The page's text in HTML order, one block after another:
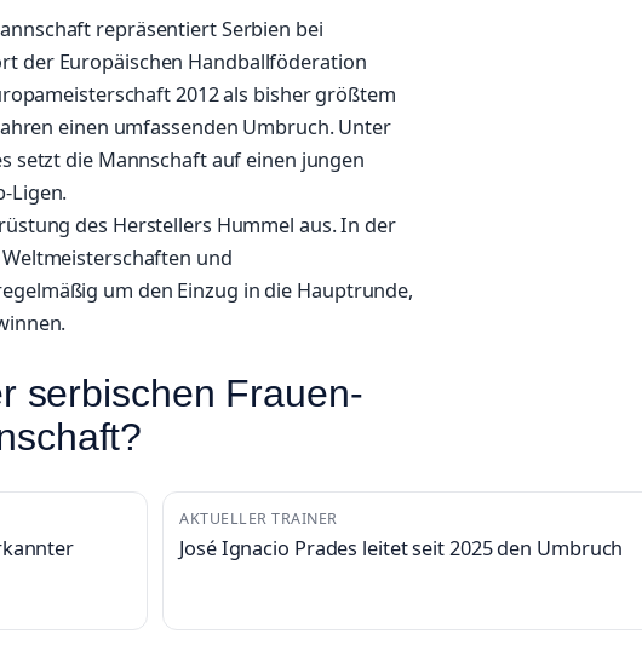
repräsentiert Serbien bei
der Europäischen Handballföderation
2012 als bisher größtem
einen umfassenden Umbruch. Unter
setzt die Mannschaft auf einen jungen
Ligen.
des Herstellers Hummel aus. In der
und
um den Einzug in die Hauptrunde,
serbischen Frauen-
AKTUELLER TRAINER
José Ignacio Prades leitet seit 2025 den Umbruch